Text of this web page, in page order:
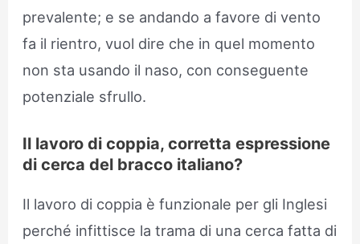
prevalente; e se andando a favore di vento
fa il rientro, vuol dire che in quel momento
non sta usando il naso, con conseguente
potenziale sfrullo.
Il lavoro di coppia, corretta espressione
di cerca del bracco italiano?
Il lavoro di coppia è funzionale per gli Inglesi
perché infittisce la trama di una cerca fatta di